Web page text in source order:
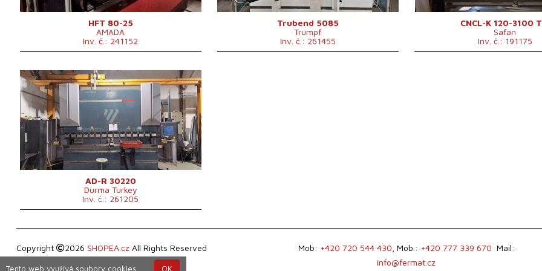
HFT 80-25
AMADA
Inv. č.: 241152
Hmotnost stroje
8200 kg
Rozměry d x š x v
3100 x 1740 x 2375
mm
600 mm
Pojezd osy Z
1460 mm
Trubend 5085
Trumpf
Inv. č.: 261455
Zdvih beranu
180 mm
Výkon hlavního
7,5 kW
8700 kg
4200 x
CNCL-K 120-3100
Safan
Inv. č.: 191175
Rok výroby:
2012
Řídící systém
ano
Řídící systém Durma
Tlaková síla
Ohraňovací délka
3050 mm
Počet řízených os
3
Kompenzace spodního
průhybu
ano
Typ pohonu lisu
Hydraulický
Průchodnost mezi stojany
2600 mm
530 mm
265 mm
Výkon hlavního
mm
Hmotnost stroje
12250 kg
AD-R 30220
Durma Turkey
Inv. č.: 261205
Copyright 2026 SHOPEA.cz All Rights Reserved Mob: +420 720 544 430 , Mob.: +420 777 339 670 Mail:
info@fermat.cz
Tento web využívá soubory cookies. OK